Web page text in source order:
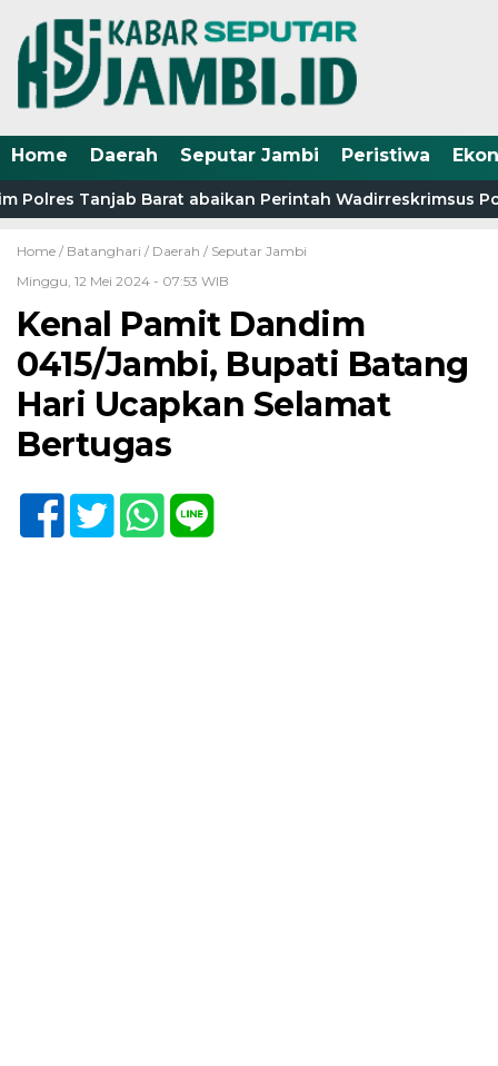
Home Daerah Seputar Jambi Peristiwa
Polres Tanjab Barat abaikan Perintah Wadirreskrimsus
Home / Batanghari / Daerah / Seputar Jambi
Minggu, 12 Mei 2024 - 07:53 WIB
Kenal Pamit Dandim
0415/Jambi, Bupati Batang
Hari Ucapkan Selamat
Bertugas